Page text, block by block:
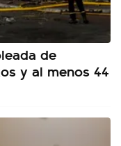
de
y al menos 44